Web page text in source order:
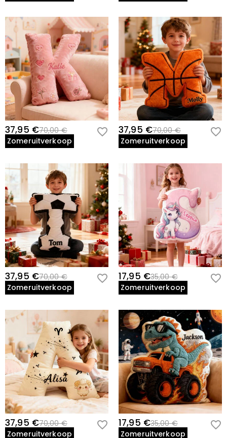
37,95 €70,00 €
Zomeruitverkoop
37,95 €70,00 €
Zomeruitverkoop
37,95 €70,00 €
Zomeruitverkoop
17,95 €35,00 €
Zomeruitverkoop
37,95 €70,00 €
Zomeruitverkoop
17,95 €35,00 €
Zomeruitverkoop